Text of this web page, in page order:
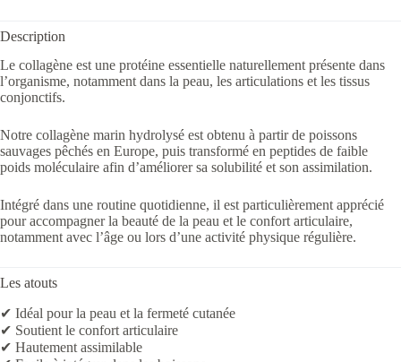
Description
Le collagène est une protéine essentielle naturellement présente dans
l’organisme, notamment dans la peau, les articulations et les tissus
conjonctifs.
Notre collagène marin hydrolysé est obtenu à partir de poissons
sauvages pêchés en Europe, puis transformé en peptides de faible
poids moléculaire afin d’améliorer sa solubilité et son assimilation.
Intégré dans une routine quotidienne, il est particulièrement apprécié
pour accompagner la beauté de la peau et le confort articulaire,
notamment avec l’âge ou lors d’une activité physique régulière.
Les atouts
✔ Idéal pour la peau et la fermeté cutanée
✔ Soutient le confort articulaire
✔ Hautement assimilable